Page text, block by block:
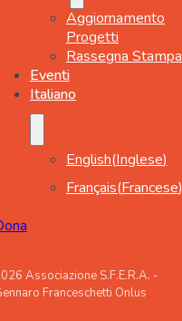
Aggiornamento
Progetti
Rassegna Stampa
Eventi
Italiano
English(Inglese)
Français(Francese)
Associazione S.F.E.R.A. -
Franceschetti Onlus